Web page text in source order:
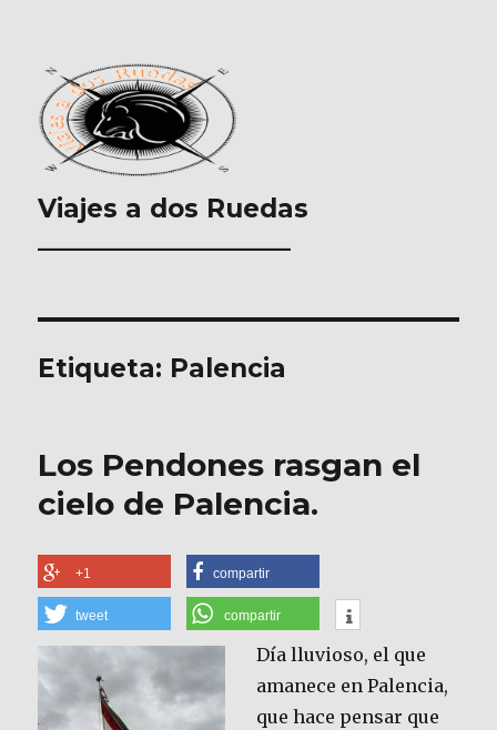
Viajes a dos Ruedas
___________________
Etiqueta: Palencia
Los Pendones rasgan el
cielo de Palencia.
+1 compartir
tweet compartir
Día lluvioso, el que
amanece en Palencia,
que hace pensar que